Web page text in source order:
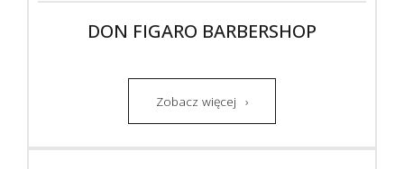
DON FIGARO BARBERSHOP
Zobacz więcej